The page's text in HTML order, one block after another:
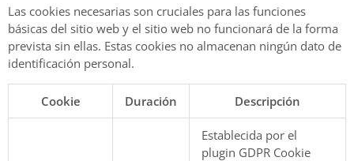
Las cookies necesarias son cruciales para las funciones
básicas del sitio web y el sitio web no funcionará de la forma
prevista sin ellas. Estas cookies no almacenan ningún dato de
identificación personal.
Cookie Duración Descripción
Establecida por el
plugin GDPR Cookie